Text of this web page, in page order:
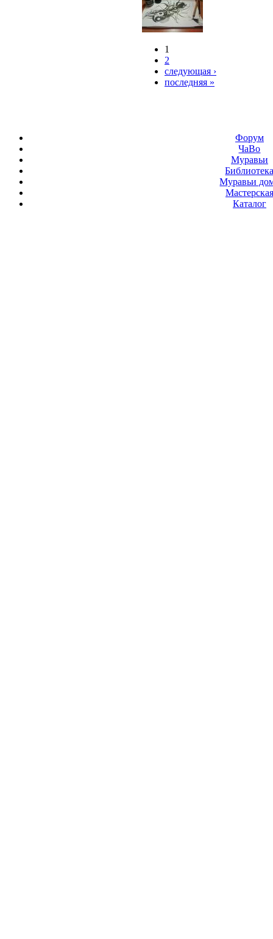
1
2
следующая ›
последняя »
Форум
ЧаВо
Муравьи
Муравьи
Мастерская
Каталог